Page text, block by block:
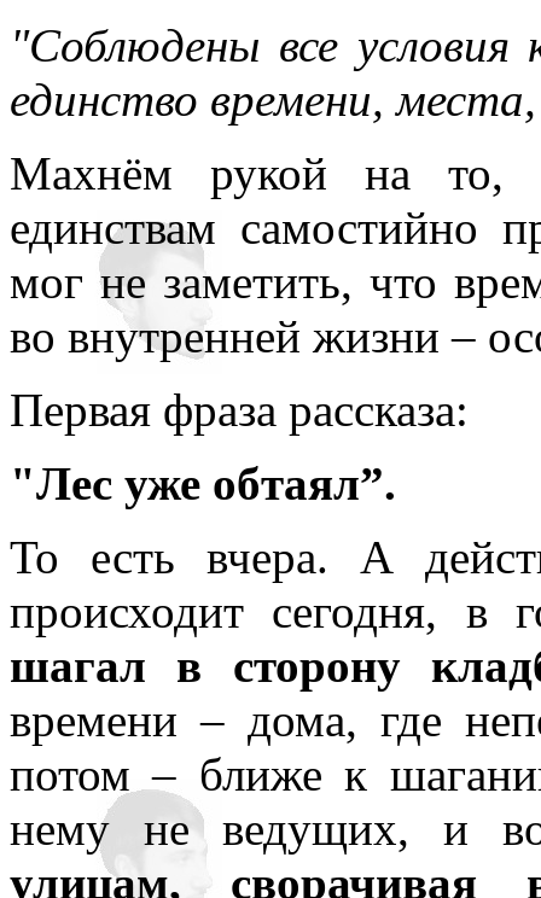
"Соблюдены все условия
единство времени,
Махнём рукой на то,
единствам самостийно
мог не заметить, что
во внутренней жизни –
Первая фраза рассказа:
"Лес уже обтаял”.
То есть вчера. А
происходит сегодня, в
шагал в сторону
времени – дома, где
потом – ближе к
нему не ведущих, и
улицам, сворачивая